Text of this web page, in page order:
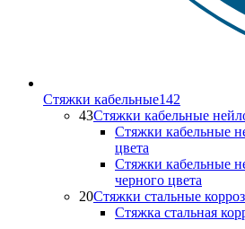
Стяжки кабельные142
43Стяжки кабельные
Стяжки кабельные
цвета
Стяжки кабельные
черного цвета
20Стяжки стальные
Стяжка стальная